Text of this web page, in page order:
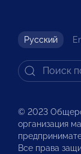
Русский
© 2023
организация
Все права